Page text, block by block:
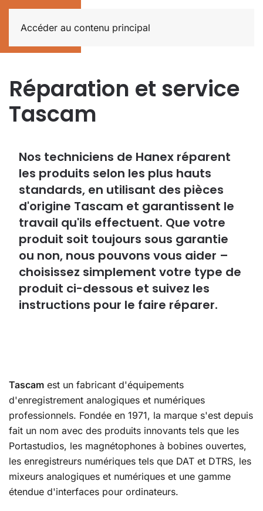
Accéder au contenu principal
Réparation et service
Tascam
Nos techniciens de Hanex réparent
les produits selon les plus hauts
standards, en utilisant des pièces
d'origine Tascam et garantissent le
travail qu'ils effectuent. Que votre
produit soit toujours sous garantie
ou non, nous pouvons vous aider –
choisissez simplement votre type de
produit ci-dessous et suivez les
instructions pour le faire réparer.
Tascam est un fabricant d'équipements
d'enregistrement analogiques et numériques
professionnels. Fondée en 1971, la marque s'est depuis
fait un nom avec des produits innovants tels que les
Portastudios, les magnétophones à bobines ouvertes,
les enregistreurs numériques tels que DAT et DTRS, les
mixeurs analogiques et numériques et une gamme
étendue d'interfaces pour ordinateurs.